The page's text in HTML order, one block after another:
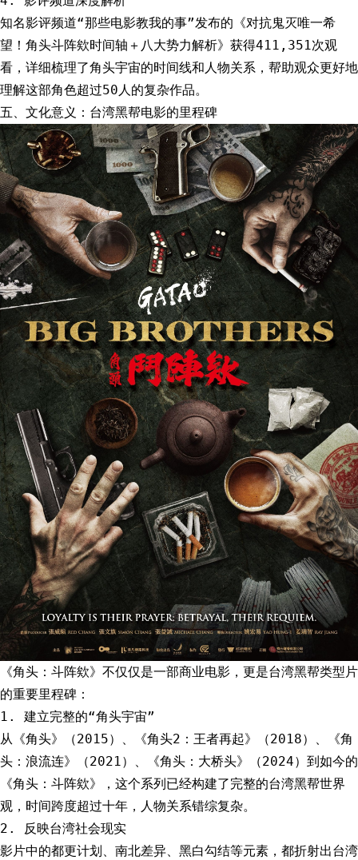
知名影评频道“那些电影教我的事”发布的《对抗鬼灭唯一希
望！角头斗阵欸时间轴＋八大势力解析》获得411,351次观
看，详细梳理了角头宇宙的时间线和人物关系，帮助观众更好地
理解这部角色超过50人的复杂作品。
五、文化意义：台湾黑帮电影的里程碑
《角头：斗阵欸》不仅仅是一部商业电影，更是台湾黑帮类型片
的重要里程碑：
1. 建立完整的“角头宇宙”
从《角头》（2015）、《角头2：王者再起》（2018）、《角
头：浪流连》（2021）、《角头：大桥头》（2024）到如今的
《角头：斗阵欸》，这个系列已经构建了完整的台湾黑帮世界
观，时间跨度超过十年，人物关系错综复杂。
2. 反映台湾社会现实
影片中的都更计划、南北差异、黑白勾结等元素，都折射出台湾